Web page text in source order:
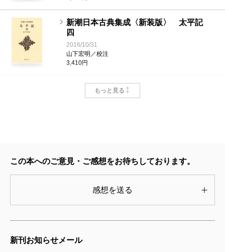
新潮日本古典集成〈新装版〉 太平記
四
2016/10/31
山下宏明／校注
3,410円
新潮日本古典集成〈新装版〉 太平記
一
2016/07/29
山下宏明／校注
もっと見る
この本へのご意見・ご感想をお待ちしております。
感想を送る
新刊お知らせメール